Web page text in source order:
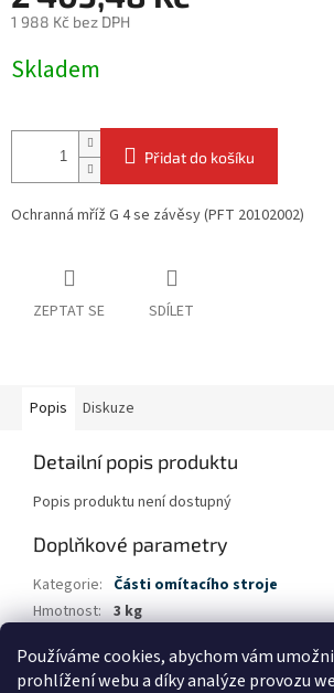
Používáme cookies, abychom vám
prohlížení webu a díky analýze provozu
1 988 Kč bez DPH
cena:
Skladem
Přidat do košíku
Ochranná mříž G 4 se závěsy (PFT 20102002)
ZEPTAT SE SDÍLET
Popis Diskuze
Detailní popis produktu
Popis produktu není dostupný
Doplňkové parametry
Kategorie: Části omítacího stroje
Hmotnost: 3 kg